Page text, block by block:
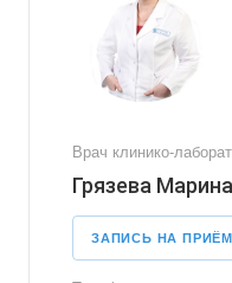
Врач клинико-
Грязева
ЗАПИСЬ НА ПРИЁМ